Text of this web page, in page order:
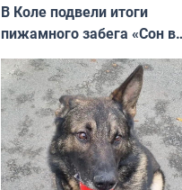
В Коле подвели итоги
пижамного забега «Сон в
Олимпийскую ночь»